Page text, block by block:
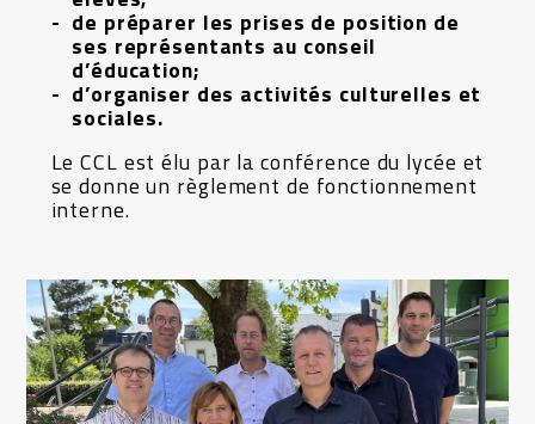
de préparer les prises de position de
ses représentants au conseil
d’éducation;
d’organiser des activités culturelles et
sociales.
Le CCL est élu par la conférence du lycée et
se donne un règlement de fonctionnement
interne.